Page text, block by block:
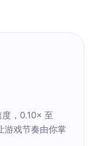
，0.10× 至
游戏节奏由你掌